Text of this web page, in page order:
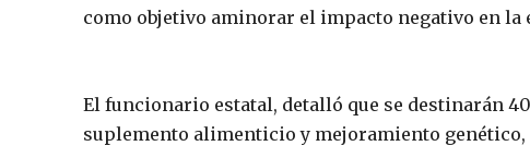
como objetivo aminorar el impacto negativo en
El funcionario estatal, detalló que se destinarán
suplemento alimenticio y mejoramiento